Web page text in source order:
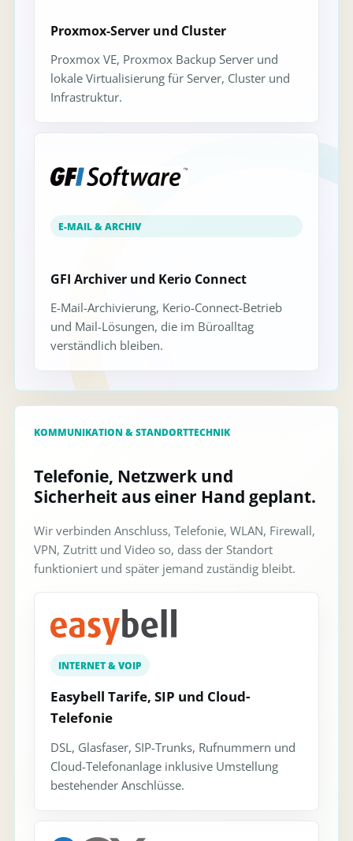
Proxmox-Server und Cluster
Proxmox VE, Proxmox Backup Server und
lokale Virtualisierung für Server, Cluster und
Infrastruktur.
E-MAIL & ARCHIV
GFI Archiver und Kerio Connect
E-Mail-Archivierung, Kerio-Connect-Betrieb
und Mail-Lösungen, die im Büroalltag
verständlich bleiben.
KOMMUNIKATION & STANDORTTECHNIK
Telefonie, Netzwerk und
Sicherheit aus einer Hand geplant.
Wir verbinden Anschluss, Telefonie, WLAN, Firewall,
VPN, Zutritt und Video so, dass der Standort
funktioniert und später jemand zuständig bleibt.
INTERNET & VOIP
Easybell Tarife, SIP und Cloud-
Telefonie
DSL, Glasfaser, SIP-Trunks, Rufnummern und
Cloud-Telefonanlage inklusive Umstellung
bestehender Anschlüsse.